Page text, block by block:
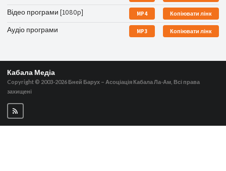
Відео програми [1080p] MP4 Копіювати лінк
Аудіо програми MP3 Копіювати лінк
Кабала Медіа
Copyright © 2003-2026 Бней Барух – Асоціація Кабала Ла-Ам, Всі права
захищені